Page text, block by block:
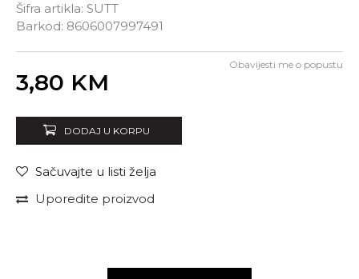
Šifra artikla: SUTT
Barkod: 8606007997491
3,80 KM
Obavijesti me o popustu
DODAJ U KORPU
Sačuvajte u listi želja
Uporedite proizvod